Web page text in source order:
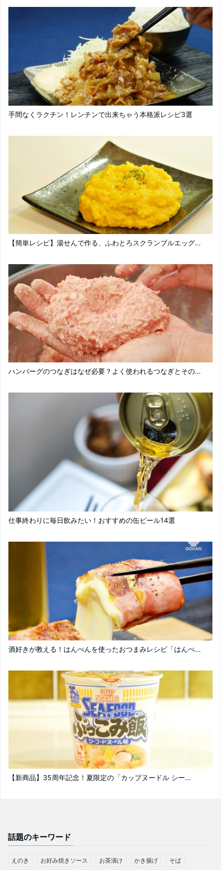
手間なくラクチン！レンチンで出来ちゃう本格派レシピ3選
【簡単レシピ】湯せんで作る、ふわとろスクランブルエッグ...
ハンバーグのつなぎはなぜ必要？よく使われるつなぎとその...
仕事終わりに毎日飲みたい！おすすめの缶ビール14選
酒好きが教える！はんぺんを使ったおつまみレシピ「はんぺ...
【新商品】35周年記念！夏限定の「カップヌードル シー...
話題のキーワード
えのき お好み焼きソース お茶漬け かき揚げ そば